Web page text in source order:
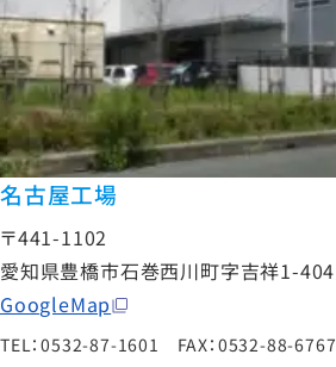
名古屋工場
〒441-1102
愛知県豊橋市石巻西川町字吉祥1-404
GoogleMap
TEL：0532-87-1601 FAX：0532-88-6767